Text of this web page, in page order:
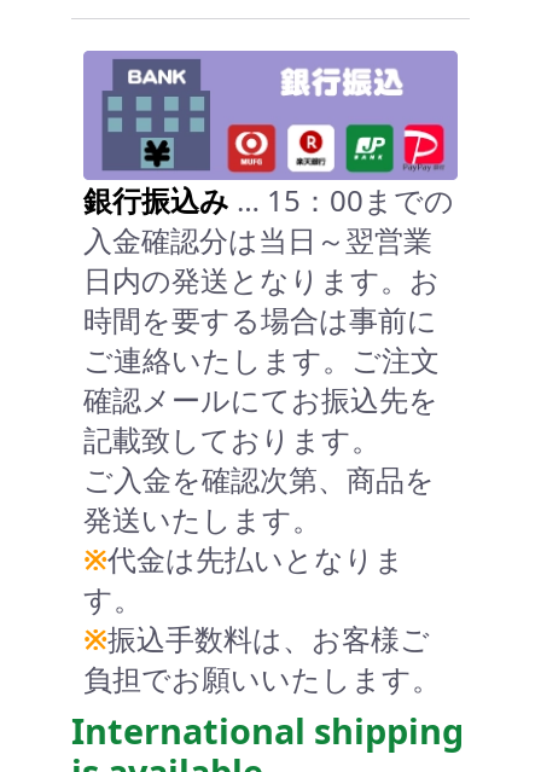
銀行振込み … 15：00までの
入金確認分は当日～翌営業
日内の発送となります。お
時間を要する場合は事前に
ご連絡いたします。ご注文
確認メールにてお振込先を
記載致しております。
ご入金を確認次第、商品を
発送いたします。
※代金は先払いとなりま
す。
※振込手数料は、お客様ご
負担でお願いいたします。
International shipping